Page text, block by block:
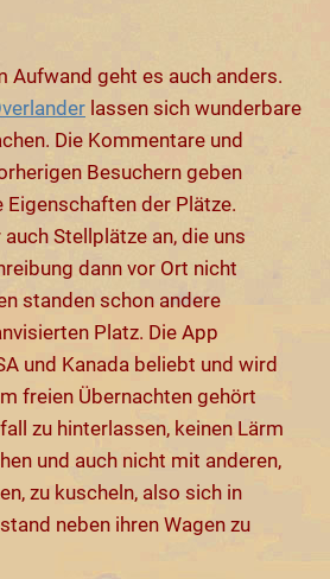
Aufwand geht es auch anders.
lassen sich wunderbare
Die Kommentare und
Besuchern geben
der Plätze.
Stellplätze an, die uns
dann vor Ort nicht
standen schon andere
Platz. Die App
und Kanada beliebt und wird
freien Übernachten gehört
zu hinterlassen, keinen Lärm
und auch nicht mit anderen,
zu kuscheln, also sich in
neben ihren Wagen zu